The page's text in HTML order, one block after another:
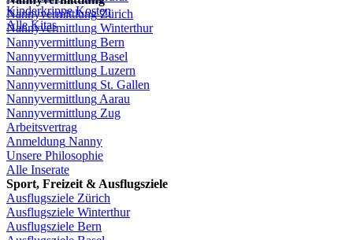
Kinderkrippe Kosten
Alle Kitas
Nannyvermittlung Zürich
Nannyvermittlung Winterthur
Nannyvermittlung Bern
Nannyvermittlung Basel
Nannyvermittlung Luzern
Nannyvermittlung St. Gallen
Nannyvermittlung Aarau
Nannyvermittlung Zug
Arbeitsvertrag
Anmeldung Nanny
Unsere Philosophie
Alle Inserate
Sport, Freizeit & Ausflugsziele
Ausflugsziele Zürich
Ausflugsziele Winterthur
Ausflugsziele Bern